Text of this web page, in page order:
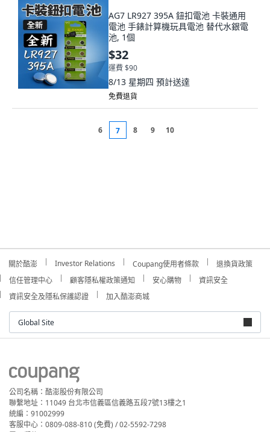
AG7 LR927 395A 鈕扣電池 卡裝通用
電池 手錶計算機玩具電池 替代水銀電
池, 1個
$32
運費 $90
8/13 星期四 預計送達
免費退貨
6 7 8 9 10
關於酷澎 Investor Relations Coupang使用者條款
退換貨政策
信任管理中心
顧客隱私權政策通知 安心購物
資訊安全
資訊安全及隱私保護認證
加入酷澎商城
Global Site
公司名稱：酷澎股份有限公司
聯繫地址：11049 台北市信義區信義路五段7號13樓之1
統編：91002999
客服中心：0809-088-810 (免費) / 02-5592-7298